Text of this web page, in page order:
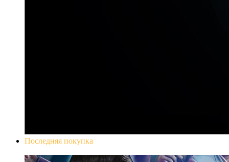
Последняя покупка